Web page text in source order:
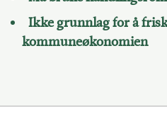
Ikke grunnlag for å
kommuneøkonomien